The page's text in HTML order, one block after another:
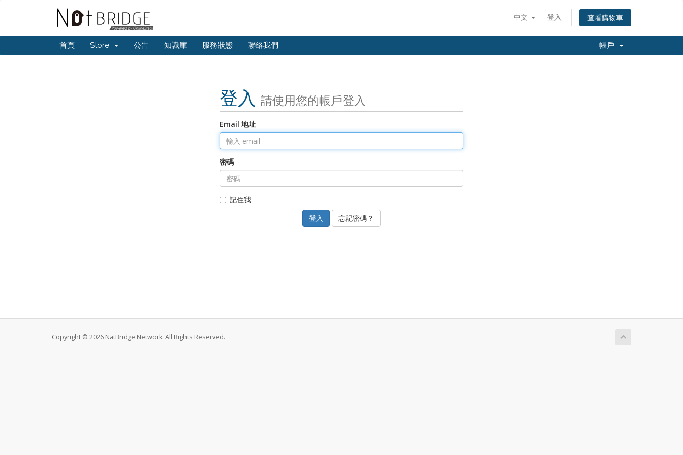
中文 登入 查看購物車
首頁 Store 公告 知識庫 服務狀態 聯絡我們 帳戶
登入 請使用您的帳戶登入
Email 地址
密碼
記住我
忘記密碼？
Copyright © 2026 NatBridge Network. All Rights Reserved.